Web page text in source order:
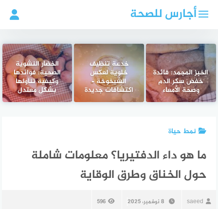
أجارس للصحة
الخبز المجمد: فائدة
خفض سكر الدم
وصحة الأمعاء
خدعة تنظيف
خلوية لعكس
الشيخوخة –
اكتشافات جديدة
الخضار النشوية
الصحية: فوائدها
وكيفية تناولها
بشكل معتدل
نمط حياة
ما هو داء الدفتيريا؟ معلومات شاملة
حول الخناق وطرق الوقاية
saeed 8 نوفمبر، 2025 596